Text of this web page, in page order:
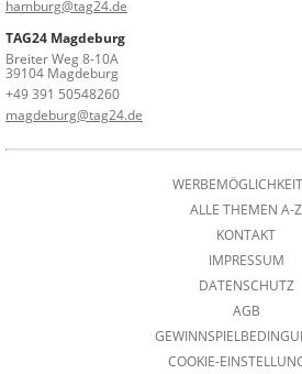
hamburg@tag24.de
TAG24 Magdeburg
Breiter Weg 8-10A
39104 Magdeburg
+49 391 50548260
magdeburg@tag24.de
ALLE THEMEN A-Z
KONTAKT
IMPRESSUM
DATENSCHUTZ
AGB
COOKIE-